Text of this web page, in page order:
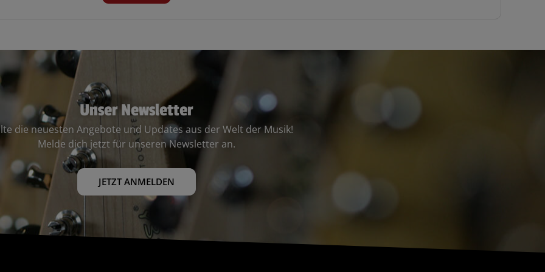
Unser Newsletter
die neuesten Angebote und Updates aus der Welt der Musik!
Melde dich jetzt für unseren Newsletter an.
JETZT ANMELDEN